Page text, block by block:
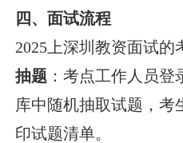
四、面试流程
2025上深圳教资面试的
抽题 ：考点工作人员
库中随机抽取试题，考
印试题清单。